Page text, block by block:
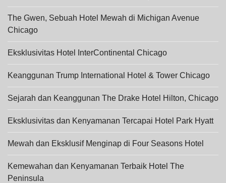
The Gwen, Sebuah Hotel Mewah di Michigan Avenue
Chicago
Eksklusivitas Hotel InterContinental Chicago
Keanggunan Trump International Hotel & Tower Chicago
Sejarah dan Keanggunan The Drake Hotel Hilton, Chicago
Eksklusivitas dan Kenyamanan Tercapai Hotel Park Hyatt
Mewah dan Eksklusif Menginap di Four Seasons Hotel
Kemewahan dan Kenyamanan Terbaik Hotel The
Peninsula